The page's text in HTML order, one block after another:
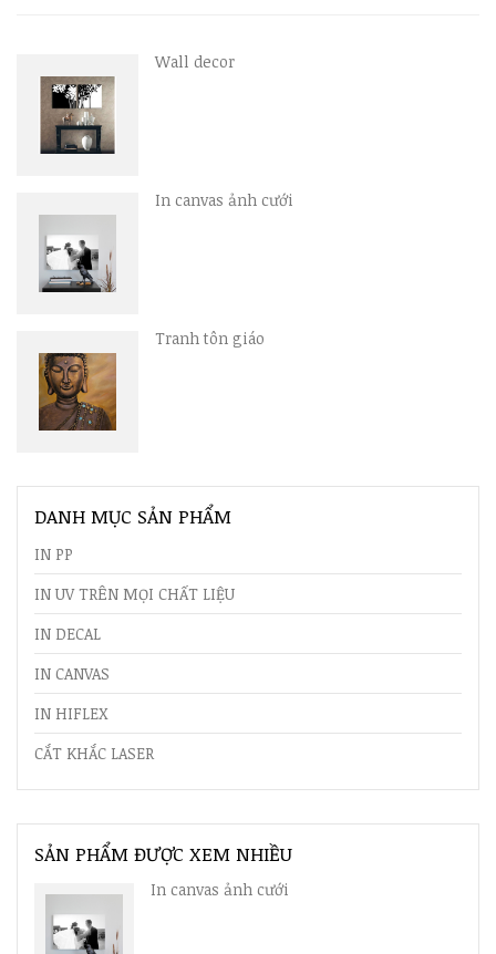
Wall decor
In canvas ảnh cưới
Tranh tôn giáo
DANH MỤC SẢN PHẨM
IN PP
IN UV TRÊN MỌI CHẤT LIỆU
IN DECAL
IN CANVAS
IN HIFLEX
CẮT KHẮC LASER
SẢN PHẨM ĐƯỢC XEM NHIỀU
In canvas ảnh cưới